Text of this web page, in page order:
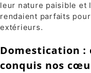
leur nature paisible et
rendaient parfaits
extérieurs.
Domestication :
conquis nos